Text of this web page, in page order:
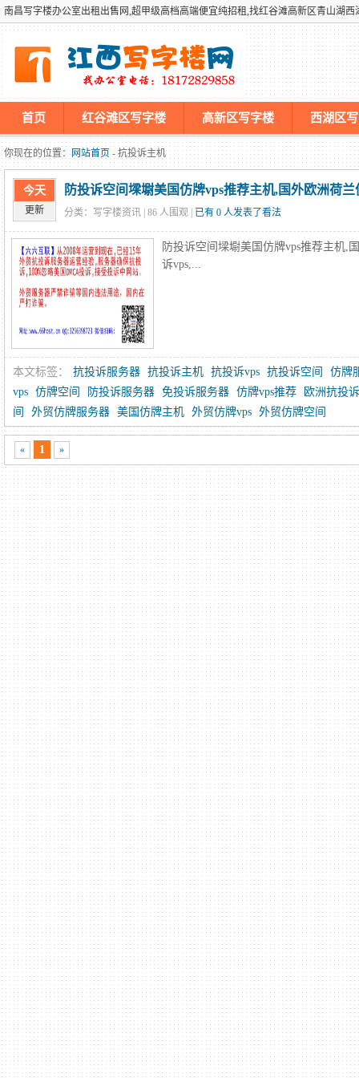
南昌写字楼办公室出租出售网,超甲级高档高端便宜纯招租,找红谷滩高新区青山湖
首页 红谷滩区写字楼 高新区写字楼 西湖区
墡墢美国仿牌vps推荐仿牌空间主机仿牌服务器,国外欧洲荷兰
你现在的位置： 网站首页- 抗投诉主机
今天
更新
防投诉空间墚墛美国仿牌vps推荐主机,国外欧洲荷
分类：写字楼资讯 | 86 人围观 | 已有 0 人发表了看法
防投诉空间墚墛美国仿牌vps推荐主机,
诉vps,...
本文标签： 抗投诉服务器 抗投诉主机 抗投诉vps 抗投诉空间
仿牌
vps 仿牌空间 防投诉服务器 免投诉服务器 仿牌vps推荐
欧洲抗投
间
外贸仿牌服务器 美国仿牌主机 外贸仿牌vps 外贸仿牌空间
« 1 »